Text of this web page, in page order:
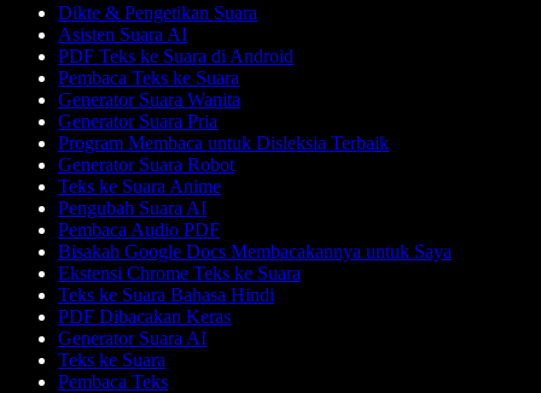
Dikte & Pengetikan Suara
Asisten Suara AI
PDF Teks ke Suara di Android
Pembaca Teks ke Suara
Generator Suara Wanita
Generator Suara Pria
Program Membaca untuk Disleksia Terbaik
Generator Suara Robot
Teks ke Suara Anime
Pengubah Suara AI
Pembaca Audio PDF
Bisakah Google Docs Membacakannya untuk Saya
Ekstensi Chrome Teks ke Suara
Teks ke Suara Bahasa Hindi
PDF Dibacakan Keras
Generator Suara AI
Teks ke Suara
Pembaca Teks